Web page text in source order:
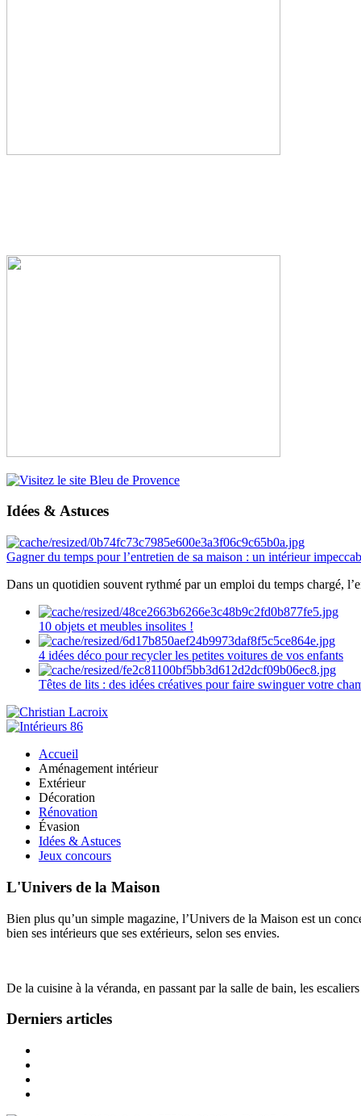
Idées & Astuces
Gagner du temps pour l’entretien de sa maison : un intérieur
Dans un quotidien souvent rythmé par un emploi du temps chargé,
10 objets et meubles insolites !
4 idées déco pour recycler les petites voitures de vos enfants
Têtes de lits : des idées créatives pour faire swinguer votre
Accueil
Aménagement intérieur
Extérieur
Décoration
Rénovation
Évasion
Idées & Astuces
Jeux concours
L'Univers de la Maison
Bien plus qu’un simple magazine, l’Univers de la Maison est un
bien ses intérieurs que ses extérieurs, selon ses envies.
De la cuisine à la véranda, en passant par la salle de bain, les
Derniers articles